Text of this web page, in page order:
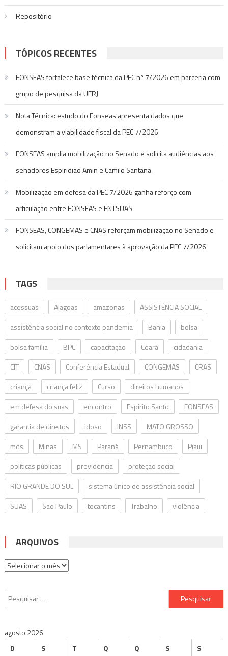
Repositório
TÓPICOS RECENTES
FONSEAS fortalece base técnica da PEC nº 7/2026 em parceria com
grupo de pesquisa da UERJ
Nota Técnica: estudo do Fonseas apresenta dados que
demonstram a viabilidade fiscal da PEC 7/2026
FONSEAS amplia mobilização no Senado e solicita audiências aos
senadores Espiridião Amin e Camilo Santana
Mobilização em defesa da PEC 7/2026 ganha reforço com
articulação entre FONSEAS e FNTSUAS
FONSEAS, CONGEMAS e CNAS reforçam mobilização no Senado e
solicitam apoio dos parlamentares à aprovação da PEC 7/2026
TAGS
acessuas Alagoas amazonas
ASSISTÊNCIA SOCIAL
assistência social no contexto pandemia
Bahia
bolsa
bolsa família
BPC capacitação Ceará
cidadania
CIT
CNAS Conferência Estadual CONGEMAS
CRAS
criança
criança feliz Curso
direitos humanos
em defesa do suas
encontro Espirito Santo
FONSEAS
garantia de direitos
idoso INSS
MATO GROSSO
mds
Minas MS Paraná Pernambuco
Piaui
políticas públicas
previdencia
proteção social
RIO GRANDE DO SUL
sistema único de assistência social
SUAS
São Paulo tocantins Trabalho violência
ARQUIVOS
Arquivos
Pesquisar
por:
agosto 2026
D
S T Q Q S S